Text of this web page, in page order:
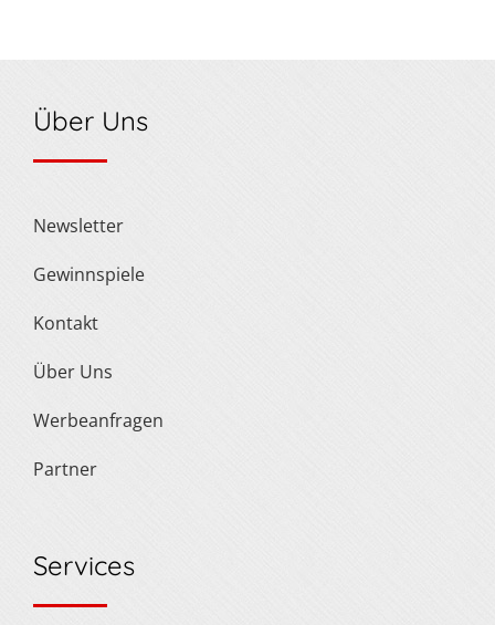
Über Uns
Newsletter
Gewinnspiele
Kontakt
Über Uns
Werbeanfragen
Partner
Services